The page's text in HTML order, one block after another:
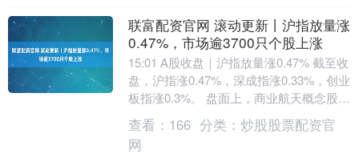
联富配资官网 滚动更新丨沪指放量涨
0.47%，市场逾3700只个股上涨
15:01 A股收盘｜沪指放量涨0.47% 截至收
盘，沪指涨0.47%，深成指涨0.33%，创业
板指涨0.3%。 盘面上，商业航天概念股掀
涨停潮，机器人概念股爆....
查看： 166 分类： 炒股股票配资官
网